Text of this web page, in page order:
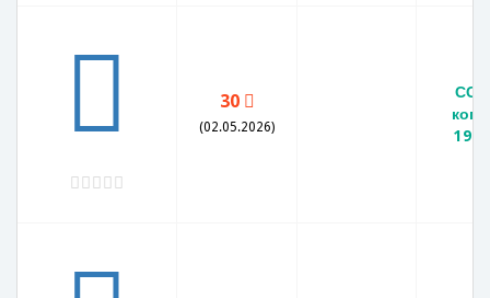
30
(02.05.2026)